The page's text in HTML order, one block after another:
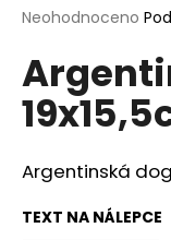
Průměrné
produktu
je
0,0
hvězdiček.
Neohodnoceno
Argentinská
TEXT NA NÁLEPCE
a
í
t